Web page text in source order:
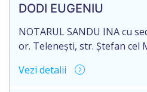
de 16.05.2027 termenul de
acceptarea […]
DODI EUGENIU
NOTARUL SANDU INA cu
or. Telenești, str. Ștefan cel
succesorale în urma
Vezi detalii